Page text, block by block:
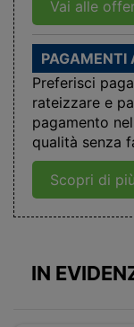
Vai alle
PAGAMENTI
Preferisci
rateizzare e
pagamento
qualità senza
Scopri di più
IN